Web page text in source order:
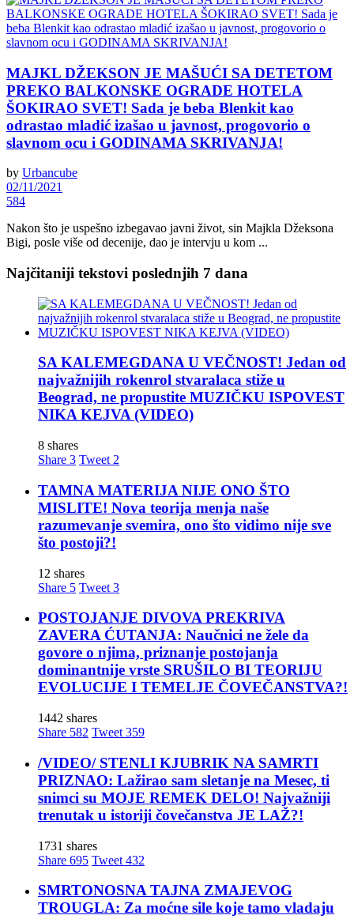
MAJKL DŽEKSON JE MAŠUĆI SA DETETOM
PREKO BALKONSKE OGRADE HOTELA
ŠOKIRAO SVET! Sada je beba Blenkit kao
odrastao mladić izašao u javnost, progovorio o
slavnom ocu i GODINAMA SKRIVANJA!
by Urbancube
02/11/2021
584
Nakon što je uspešno izbegavao javni život, sin Majkla Džeksona
Bigi, posle više od decenije, dao je intervju u kom ...
Najčitaniji tekstovi poslednjih 7 dana
SA KALEMEGDANA U VEČNOST! Jedan od
najvažnijih rokenrol stvaralaca stiže u
Beograd, ne propustite MUZIČKU ISPOVEST
NIKA KEJVA (VIDEO)
8 shares
Share 3 Tweet 2
TAMNA MATERIJA NIJE ONO ŠTO
MISLITE! Nova teorija menja naše
razumevanje svemira, ono što vidimo nije sve
što postoji?!
12 shares
Share 5 Tweet 3
POSTOJANJE DIVOVA PREKRIVA
ZAVERA ĆUTANJA: Naučnici ne žele da
govore o njima, priznanje postojanja
dominantnije vrste SRUŠILO BI TEORIJU
EVOLUCIJE I TEMELJE ČOVEČANSTVA?!
1442 shares
Share 582 Tweet 359
/VIDEO/ STENLI KJUBRIK NA SAMRTI
PRIZNAO: Lažirao sam sletanje na Mesec, ti
snimci su MOJE REMEK DELO! Najvažniji
trenutak u istoriji čovečanstva JE LAŽ?!
1731 shares
Share 695 Tweet 432
SMRTONOSNA TAJNA ZMAJEVOG
TROUGLA: Za moćne sile koje tamo vladaju